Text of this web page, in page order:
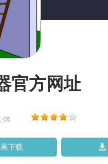
官方网址
05
下载